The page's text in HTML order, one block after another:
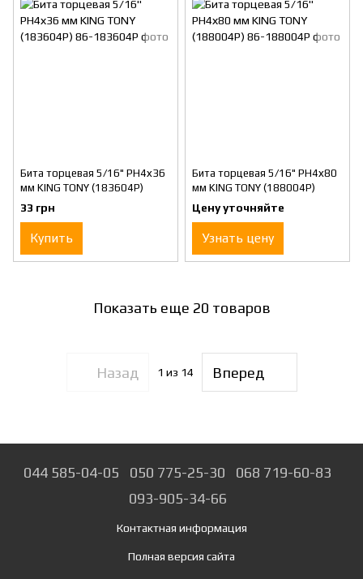
Бита торцевая 5/16" PH4х36
мм KING TONY (183604P)
33 грн
Купить
Бита торцевая 5/16" PH4х80
мм KING TONY (188004P)
Цену уточняйте
Узнать цену
Показать еще 20 товаров
Назад 1 из 14 Вперед
044 585-04-05 050 775-25-30
068 719-60-83
093-905-34-66
Контактная информация
Полная версия сайта